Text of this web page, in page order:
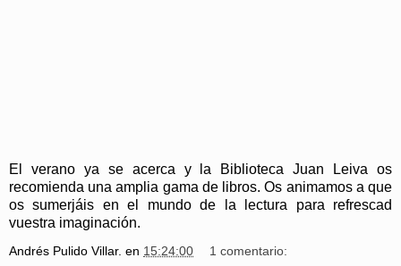
El verano ya se acerca y la Biblioteca Juan Leiva os
recomienda una amplia gama de libros. Os animamos a que
os sumerjáis en el mundo de la lectura para refrescad
vuestra imaginación.
Andrés Pulido Villar. en 15:24:00 1 comentario: